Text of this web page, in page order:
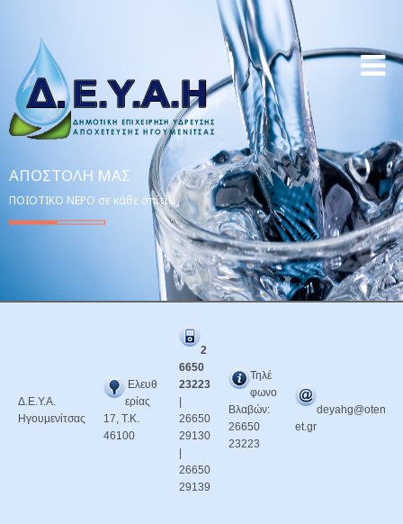
ΑΠΟΣΤΟΛΉ ΜΑΣ
ΠΟΙΟΤΙΚΟ ΝΕΡΟ σε κάθε σπίτι!
Δ.Ε.Υ.Α.
Ηγουμενίτσας
Ελευθ
ερίας
17, Τ.Κ.
46100
2
6650
23223
26650
29130
26650
29139
Τηλέ
φωνο
Βλαβών:
26650
23223
deyahg@oten
et.gr